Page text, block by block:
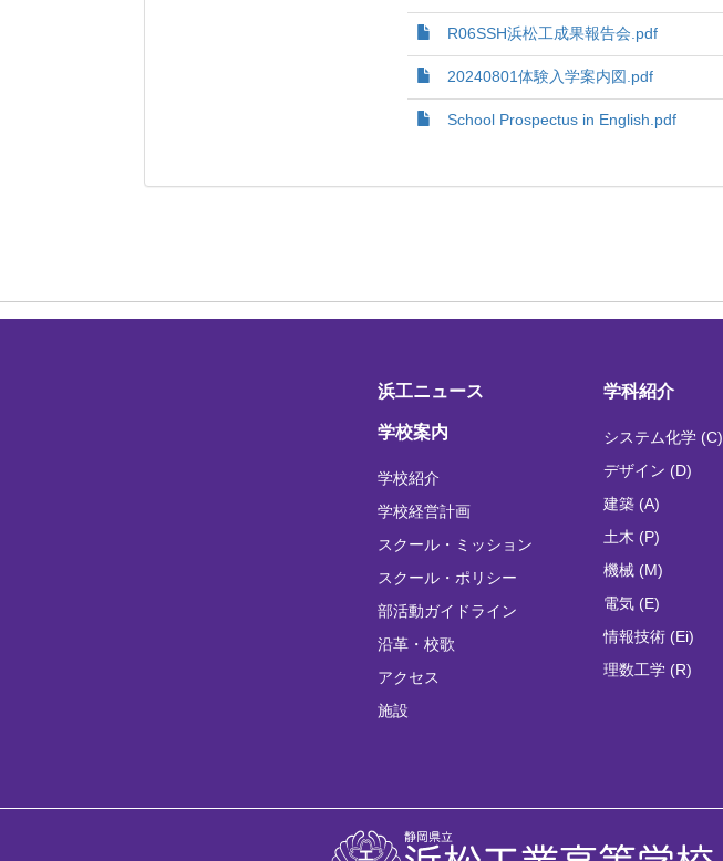
R06SSH浜松工成果報告会.pdf
20240801体験入学案内図.pdf
School Prospectus in English.pdf
浜工ニュース
学校案内
学校紹介
学校経営計画
スクール・ミッション
スクール・ポリシー
部活動ガイドライン
沿革・校歌
アクセス
施設
学科紹介
システム化学 (C)
デザイン (D)
建築 (A)
土木 (P)
機械 (M)
電気 (E)
情報技術 (Ei)
理数工学 (R)